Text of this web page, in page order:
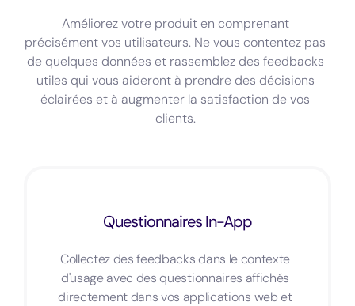
Améliorez votre produit en comprenant
précisément vos utilisateurs. Ne vous contentez pas
de quelques données et rassemblez des feedbacks
utiles qui vous aideront à prendre des décisions
éclairées et à augmenter la satisfaction de vos
clients.
Questionnaires In-App
Collectez des feedbacks dans le contexte
d'usage avec des questionnaires affichés
directement dans vos applications web et